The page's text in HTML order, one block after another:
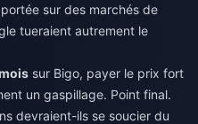
sur des marchés de
tueraient autrement le
sur Bigo, payer le prix fort
un gaspillage. Point final.
devraient-ils se soucier du